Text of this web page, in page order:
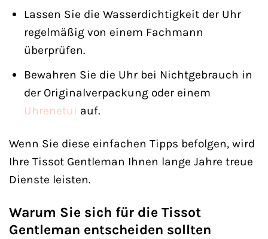
Lassen Sie die Wasserdichtigkeit der Uhr
regelmäßig von einem Fachmann
überprüfen.
Bewahren Sie die Uhr bei Nichtgebrauch in
der Originalverpackung oder einem
Uhrenetui auf.
Wenn Sie diese einfachen Tipps befolgen, wird
Ihre Tissot Gentleman Ihnen lange Jahre treue
Dienste leisten.
Warum Sie sich für die Tissot
Gentleman entscheiden sollten